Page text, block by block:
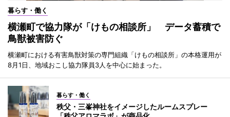
暮らす・働く
横瀬町で協力隊が「けもの相談所」 データ蓄積で
鳥獣被害防ぐ
横瀬町における有害鳥獣対策の専門組織「けもの相談所」の本格運用が
8月1日、地域おこし協力隊員3人を中心に始まった。
暮らす・働く
秩父・三峯神社をイメージしたルームスプレー